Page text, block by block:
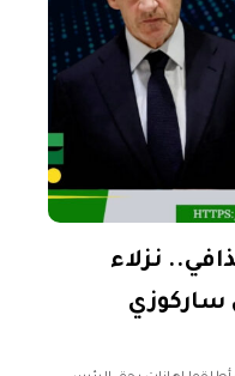
نزلاء
ساركوزي